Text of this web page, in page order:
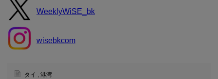
WeeklyWiSE_bk
wisebkcom
タイ , 港湾